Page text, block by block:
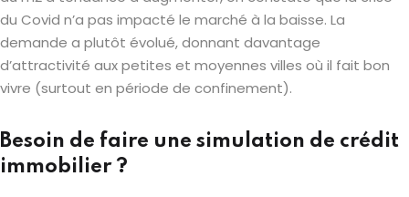
du Covid n’a pas impacté le marché à la baisse. La
demande a plutôt évolué, donnant davantage
d’attractivité aux petites et moyennes villes où il fait bon
vivre (surtout en période de confinement).
Besoin de faire une simulation de crédit
immobilier ?